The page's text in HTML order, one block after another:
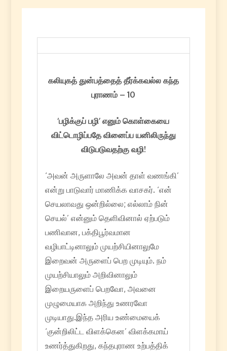
கலியுகத் துன்பத்தைத் தீர்க்கவல்ல கந்த
புராணம் – 10
‘பழிக்குப் பழி’ எனும் கொள்கையை
விட்டொழிப்பதே வினைப்ப யனிலிருந்து
விடுபடுவதற்கு வழி!
‘அவன் அருளாலே அவன் தாள் வணங்கி’
என்று பாடுவார் மாணிக்க வாசகர். ‘என்
செயலாவது ஒன்றில்லை; எல்லாம் நின்
செயல்’ என்னும் தெளிவினால் ஏற்படும்
பணிவான, பக்திபூர்வமான
வழிபாட்டினாலும் முயற்சியினாலுமே
இறைவன் அருளைப் பெற முடியும். நம்
முயற்சியாலும் அறிவினாலும்
இறையருளைப் பெறவோ, அவனை
முழுமையாக அறிந்து உணரவோ
முடியாது.இந்த அரிய உண்மையைக்
‘குன்றிலிட்ட விளக்கென’ விளக்கமாய்
உணர்த்துகிறது, கந்தபுராண உற்பத்திக்